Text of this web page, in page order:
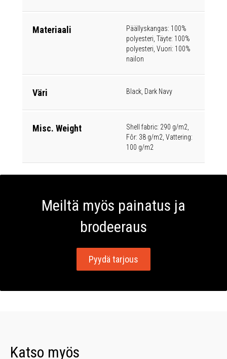
Materiaali
Päällyskangas: 100%
polyesteri, Täyte: 100%
polyesteri, Vuori: 100%
nailon
Väri Black, Dark Navy
Misc. Weight
Shell fabric: 290 g/m2,
Fôr: 38 g/m2, Vattering:
100 g/m2
Meiltä myös painatus ja
brodeeraus
Pyydä tarjous
Katso myös